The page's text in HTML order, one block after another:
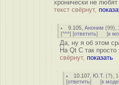
хронически не
текст свёрнут,
9.105 ,Аноним (99),
[^^^] [ответить] [к
Да, ну я об этом
На Qt C так
свёрнут, показать
10.107 Ю.Т. (?),
[ответить] [к